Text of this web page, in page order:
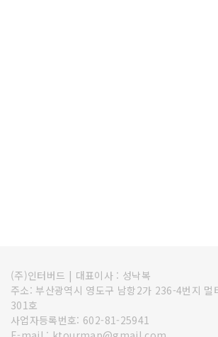
(주)인터버드 | 대표이사 : 성낙복
주소: 부산광역시 영도구 남항2가 236-4번지 멀
301호
사업자등록번호: 602-81-25941